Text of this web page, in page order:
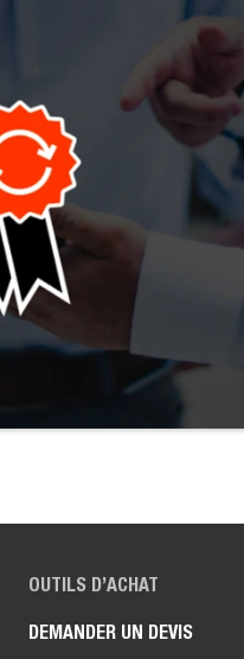
OUTILS D’ACHAT
DEMANDER UN DEVIS